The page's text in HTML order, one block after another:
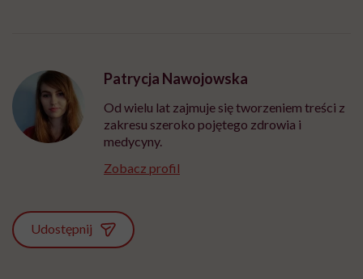
Patrycja Nawojowska
Od wielu lat zajmuje się tworzeniem treści z
zakresu szeroko pojętego zdrowia i
medycyny.
Zobacz profil
Udostępnij